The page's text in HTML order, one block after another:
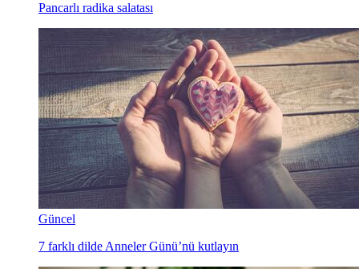
Pancarlı radika salatası
Güncel
7 farklı dilde Anneler Günü’nü kutlayın